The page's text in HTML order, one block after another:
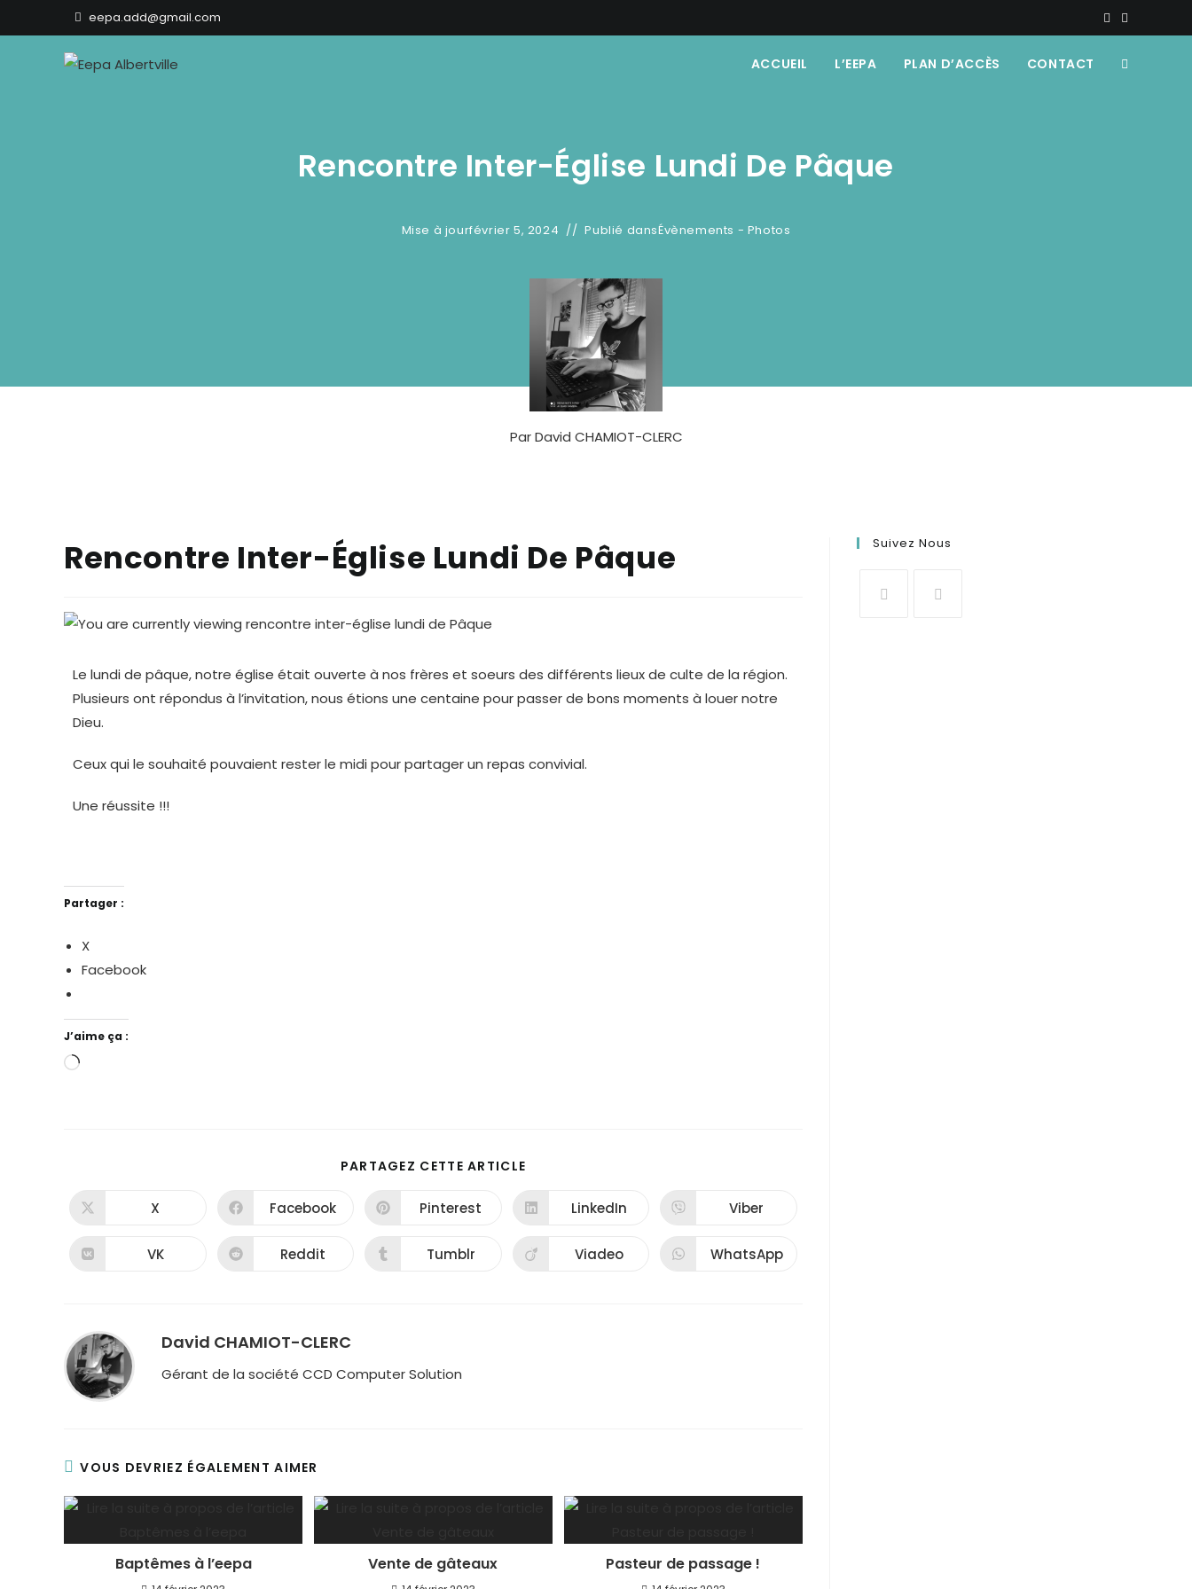
eepa.add@gmail.com
ACCUEIL L’EEPA PLAN D’ACCÈS CONTACT
Rencontre Inter-Église Lundi De Pâque
Mise à jourfévrier 5, 2024 Publié dansÉvènements - Photos
ParDavid CHAMIOT-CLERC
Rencontre Inter-Église Lundi De Pâque
Le lundi de pâque, notre église était ouverte à nos frères et soeurs des différents lieux de culte de la région.
Plusieurs ont répondus à l’invitation, nous étions une centaine pour passer de bons moments à louer notre
Dieu.
Ceux qui le souhaité pouvaient rester le midi pour partager un repas convivial.
Une réussite !!!
Partager :
X
Facebook
J’aime ça :
PARTAGEZ CETTE ARTICLE
X Facebook Pinterest LinkedIn Viber
VK Reddit Tumblr Viadeo WhatsApp
David CHAMIOT-CLERC
Gérant de la société CCD Computer Solution
VOUS DEVRIEZ ÉGALEMENT AIMER
Baptêmes à l’eepa Vente de gâteaux Pasteur de passage !
Suivez Nous